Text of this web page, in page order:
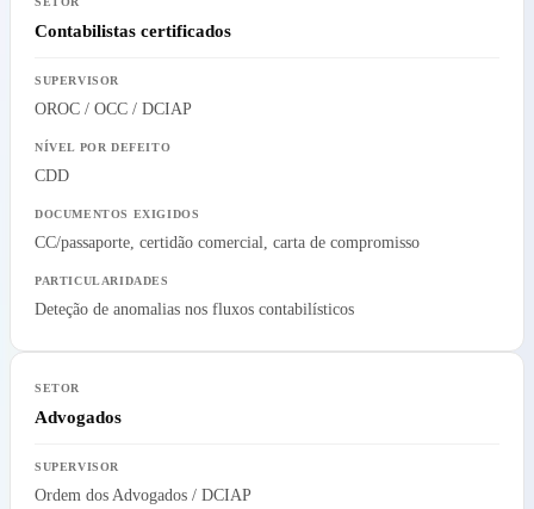
Contabilistas certificados
OROC / OCC / DCIAP
CDD
CC/passaporte, certidão comercial, carta de compromisso
Deteção de anomalias nos fluxos contabilísticos
Advogados
Ordem dos Advogados / DCIAP